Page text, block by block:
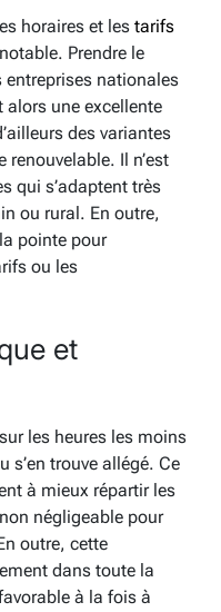
horaires et les tarifs
Prendre le
entreprises nationales
une excellente
des variantes
renouvelable. Il n’est
qui s’adaptent très
ou rural. En outre,
pointe pour
ou les
et
les heures les moins
s’en trouve allégé. Ce
à mieux répartir les
négligeable pour
outre, cette
dans toute la
à la fois à